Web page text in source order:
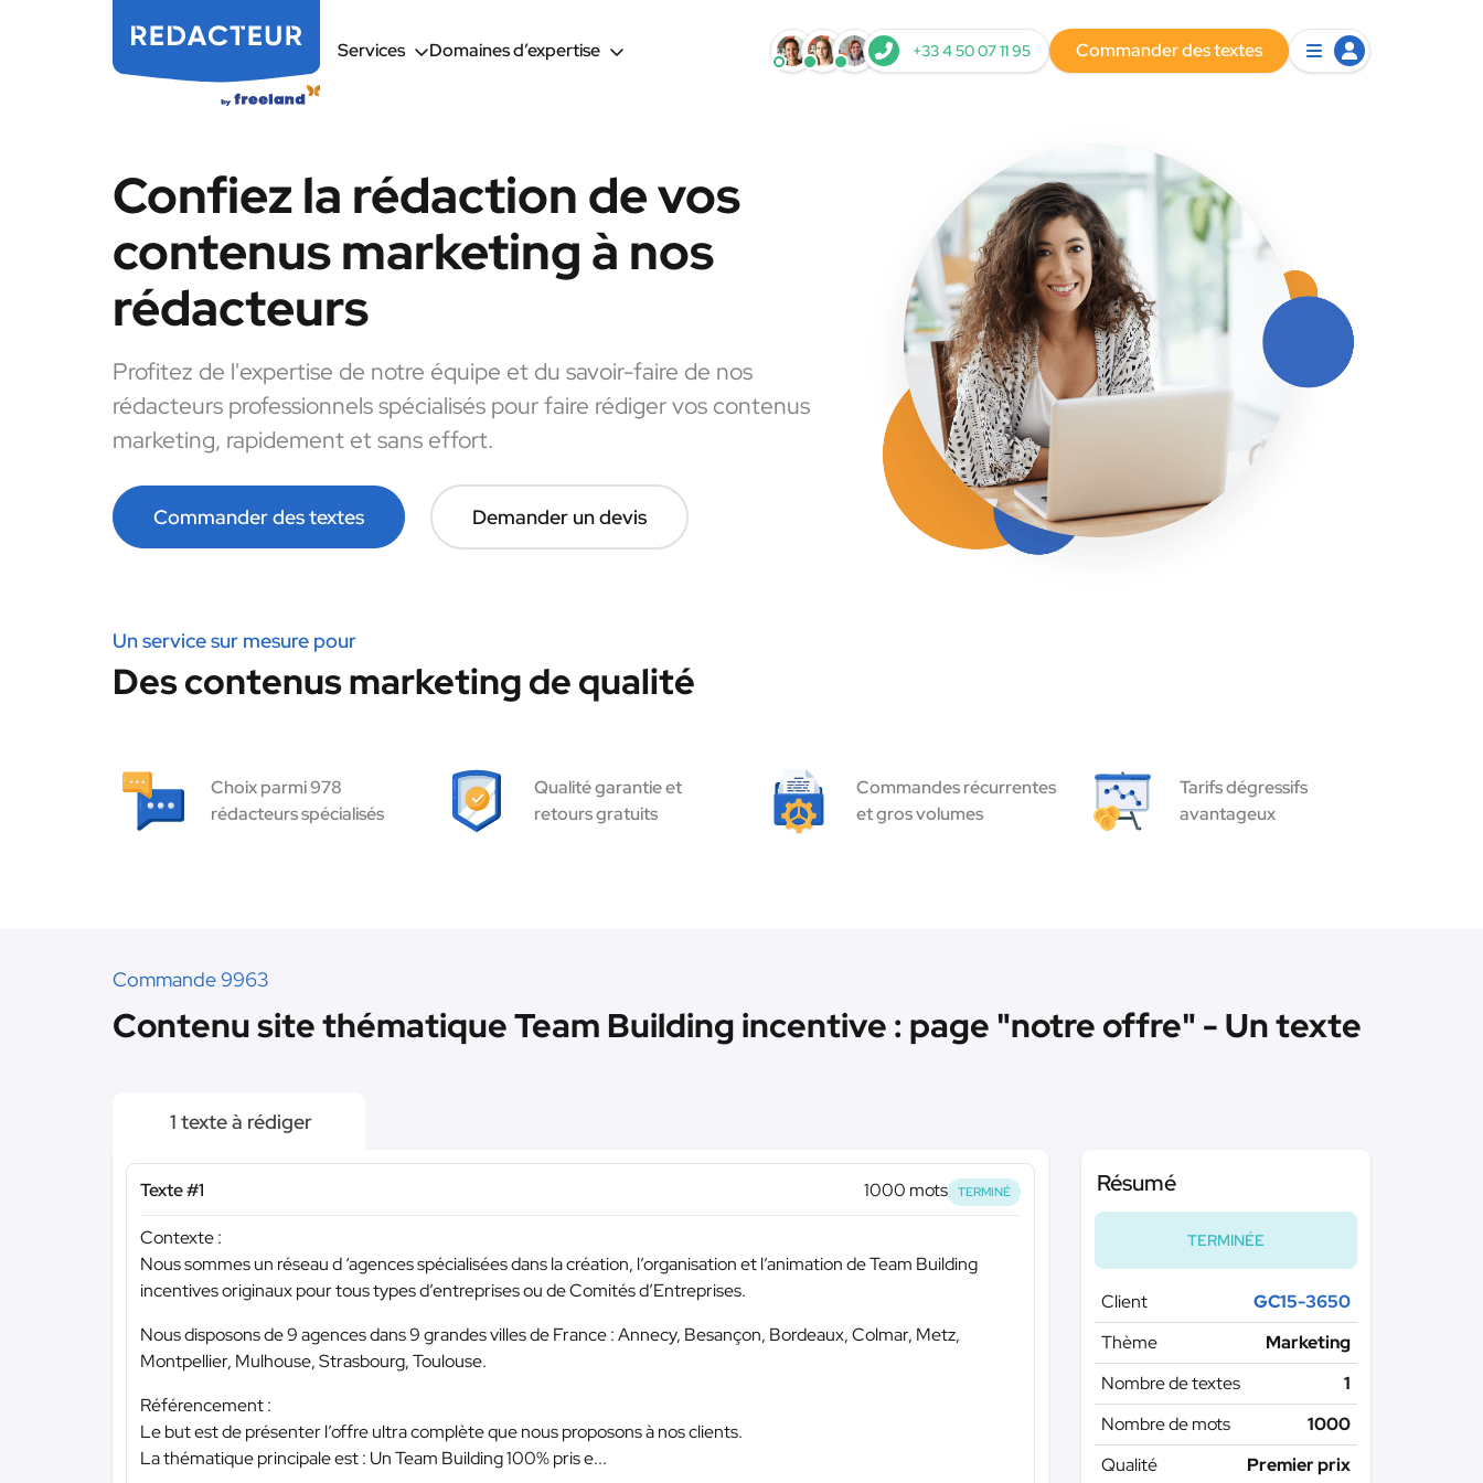
Services Domaines d’expertise +33 4 50 07 11 95 Commander des textes
Confiez la rédaction de vos
contenus marketing à nos
rédacteurs
Profitez de l'expertise de notre équipe et du savoir-faire de nos
rédacteurs professionnels spécialisés pour faire rédiger vos contenus
marketing, rapidement et sans effort.
Commander des textes Demander un devis
Un service sur mesure pour
Des contenus marketing de qualité
Choix parmi 978
rédacteurs spécialisés
Qualité garantie et
retours gratuits
Commandes récurrentes
et gros volumes
Tarifs dégressifs
avantageux
Commande 9963
Contenu site thématique Team Building incentive : page "notre offre" - Un texte
1 texte à rédiger
Texte #1 1000 mots TERMINÉ
Contexte :
Nous sommes un réseau d ‘agences spécialisées dans la création, l’organisation et l’animation de Team Building
incentives originaux pour tous types d’entreprises ou de Comités d’Entreprises.
Nous disposons de 9 agences dans 9 grandes villes de France : Annecy, Besançon, Bordeaux, Colmar, Metz,
Montpellier, Mulhouse, Strasbourg, Toulouse.
Référencement :
Le but est de présenter l’offre ultra complète que nous proposons à nos clients.
La thématique principale est : Un Team Building 100% pris e...
Résumé
TERMINÉE
Client
GC15-3650
Thème
Marketing
Nombre de textes
1
Nombre de mots
1000
Qualité
Premier prix